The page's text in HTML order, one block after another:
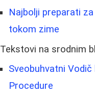
Najbolji preparati
tokom zime
Tekstovi na srodnim
Sveobuhvatni
Procedure